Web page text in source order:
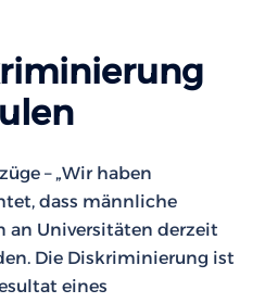
– „Wir haben
dass männliche
an Universitäten derzeit
Die Diskriminierung ist
eines